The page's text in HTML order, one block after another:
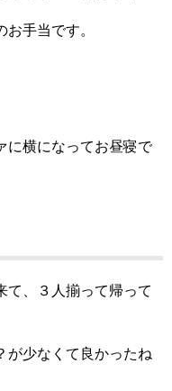
手当です。
に横になってお昼寝で
て、３人揃って帰って
が少なくて良かったね